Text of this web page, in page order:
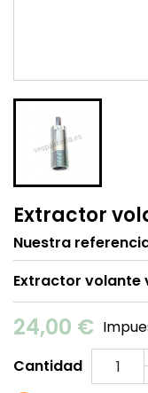
Extractor
Nuestra
Extractor volante
24,00 €
Cantidad